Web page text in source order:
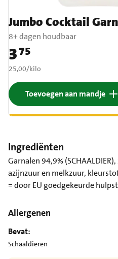
Jumbo Cocktail
8+ dagen houdbaar
Prijs: € 3,75
375
€ 25,00 per kilo
25,00/kilo
Toevoegen aan mandje
Ingrediënten
Garnalen 94,9%
azijnzuur en melkzuur,
= door EU goedgekeurde
Allergenen
Bevat:
Schaaldieren